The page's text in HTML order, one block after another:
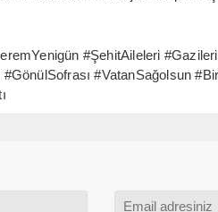
#ŞehitAileleri
#VatanSağolsun